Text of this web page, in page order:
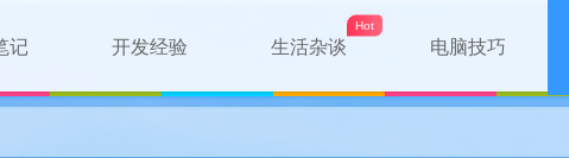
记 开发经验 生活杂谈 电脑技巧